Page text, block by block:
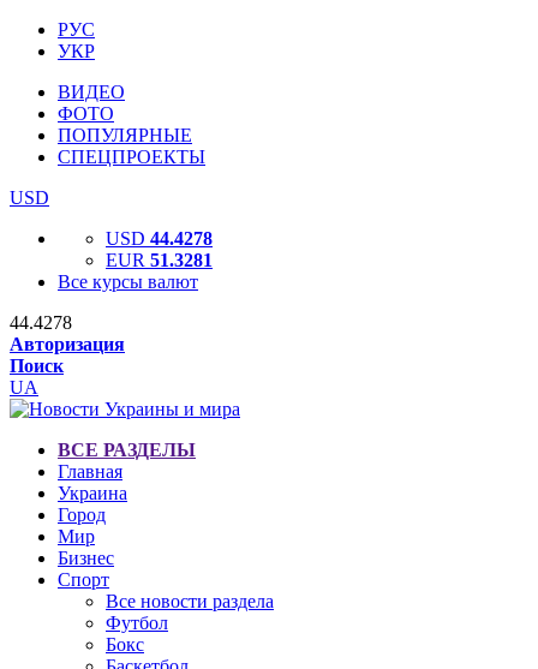
РУС
УКР
ВИДЕО
ФОТО
ПОПУЛЯРНЫЕ
СПЕЦПРОЕКТЫ
USD
USD 44.4278
EUR 51.3281
Все курсы валют
44.4278
Авторизация
Поиск
UA
ВСЕ РАЗДЕЛЫ
Главная
Украина
Город
Мир
Бизнес
Спорт
Все новости раздела
Футбол
Бокс